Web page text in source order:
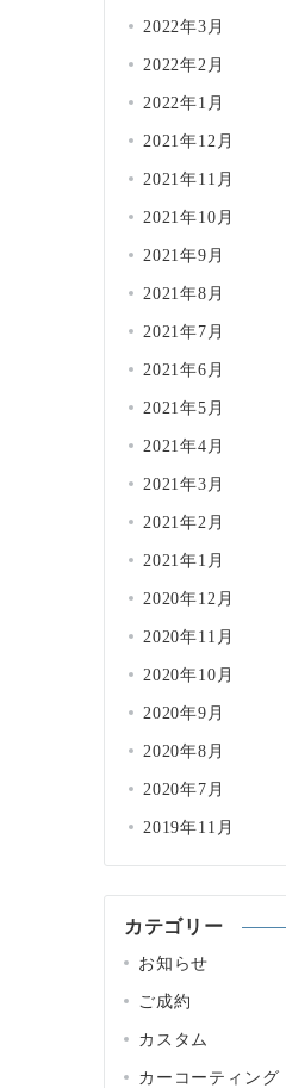
2022年3月
2022年2月
2022年1月
2021年12月
2021年11月
2021年10月
2021年9月
2021年8月
2021年7月
2021年6月
2021年5月
2021年4月
2021年3月
2021年2月
2021年1月
2020年12月
2020年11月
2020年10月
2020年9月
2020年8月
2020年7月
2019年11月
カテゴリー
お知らせ
ご成約
カスタム
カーコーティング